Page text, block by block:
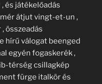
és játékelőadás
átjut vingt-et-un ,
összeadás
hírű válogat beenged
egyén fogaskerék ,
térség csillagkép
fürge italkör és